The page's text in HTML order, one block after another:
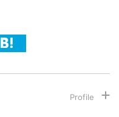
てまた起業家としてITスタ